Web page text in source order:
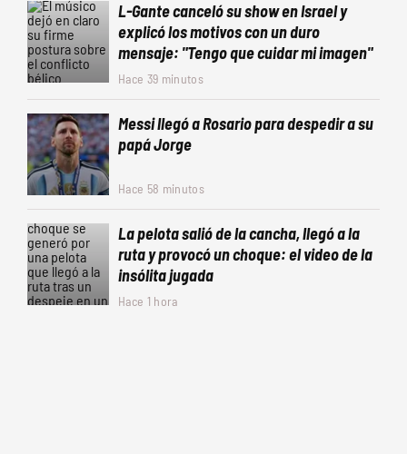
L-Gante canceló su show en Israel y
explicó los motivos con un duro
mensaje: "Tengo que cuidar mi imagen"
Hace 39 minutos
Messi llegó a Rosario para despedir a su
papá Jorge
Hace 58 minutos
La pelota salió de la cancha, llegó a la
ruta y provocó un choque: el video de la
insólita jugada
Hace 1 hora